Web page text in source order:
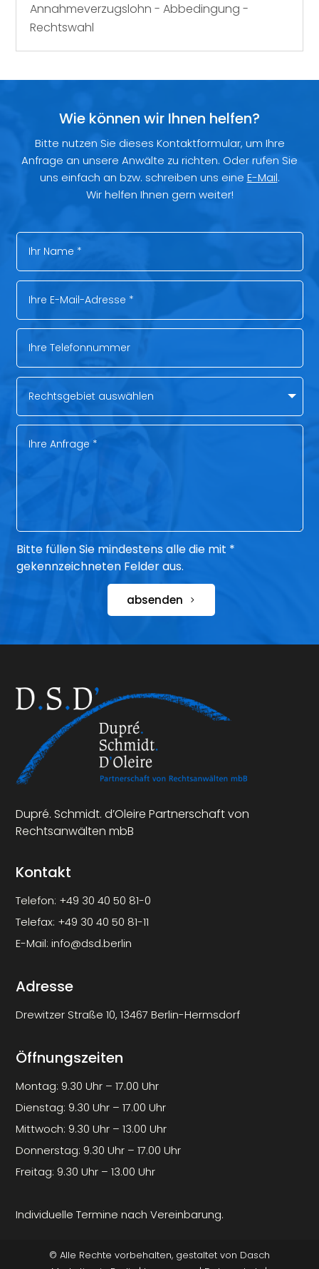
Annahmeverzugslohn - Abbedingung -
Rechtswahl
Wie können wir Ihnen helfen?
Bitte nutzen Sie dieses Kontaktformular, um Ihre
Anfrage an unsere Anwälte zu richten. Oder rufen Sie
uns einfach an bzw. schreiben uns eine E-Mail.
Wir helfen Ihnen gern weiter!
Bitte füllen Sie mindestens alle die mit *
gekennzeichneten Felder aus.
absenden
Dupré. Schmidt. d’Oleire Partnerschaft von
Rechtsanwälten mbB
Kontakt
Telefon: +49 30 40 50 81-0
Telefax: +49 30 40 50 81-11
E-Mail:info@dsd.berlin
Adresse
Drewitzer Straße 10, 13467 Berlin-Hermsdorf
Öffnungszeiten
Montag: 9.30 Uhr – 17.00 Uhr
Dienstag: 9.30 Uhr – 17.00 Uhr
Mittwoch: 9.30 Uhr – 13.00 Uhr
Donnerstag: 9.30 Uhr – 17.00 Uhr
Freitag: 9.30 Uhr – 13.00 Uhr
Individuelle Termine nach Vereinbarung.
© Alle Rechte vorbehalten, gestaltet von Dasch